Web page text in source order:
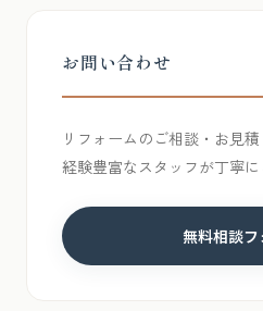
お問い合わせ
リフォームのご相談・お見
経験豊富なスタッフが丁寧に
無料相談フ